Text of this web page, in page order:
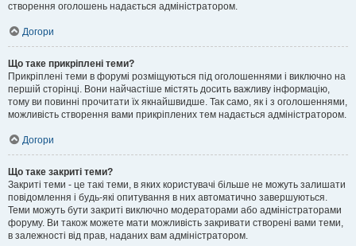
створення оголошень надається адміністратором.
Догори
Що таке прикріплені теми?
Прикріплені теми в форумі розміщуються під оголошеннями і виключно на
першій сторінці. Вони найчастіше містять досить важливу інформацію,
тому ви повинні прочитати їх якнайшвидше. Так само, як і з оголошеннями,
можливість створення вами прикріплених тем надається адміністратором.
Догори
Що таке закриті теми?
Закриті теми - це такі теми, в яких користувачі більше не можуть залишати
повідомлення і будь-які опитування в них автоматично завершуються.
Теми можуть бути закриті виключно модераторами або адміністраторами
форуму. Ви також можете мати можливість закривати створені вами теми,
в залежності від прав, наданих вам адміністратором.